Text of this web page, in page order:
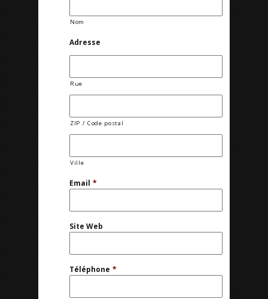
Nom
Adresse
Rue
ZIP / Code postal
Ville
Email *
Site Web
Téléphone *